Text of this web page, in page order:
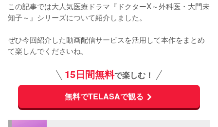
この記事では大人気医療ドラマ『ドクターX～外科医・大門未
知子～』シリーズについて紹介しました。
ぜひ今回紹介した動画配信サービスを活用して本作をまとめ
て楽しんでくださいね。
15日間無料で楽しむ！
無料でTELASAで観る